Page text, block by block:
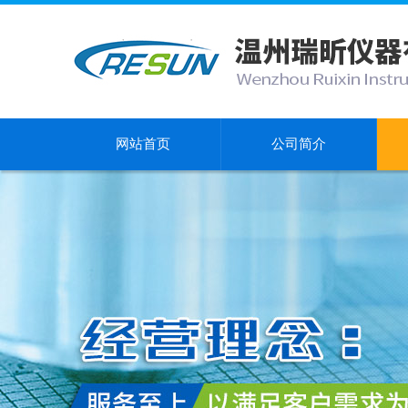
网站首页 公司简介